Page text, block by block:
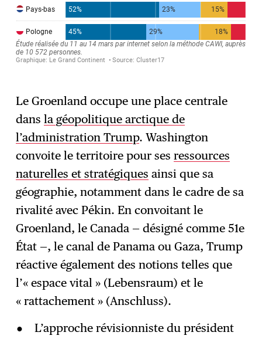
Le Groenland occupe une place centrale
dansla géopolitique arctique de
l’administration Trump. Washington
convoite le territoire pour sesressources
naturelles et stratégiques ainsi que sa
géographie, notamment dans le cadre de sa
rivalité avec Pékin. En convoitant le
Groenland, le Canada — désigné comme 51e
État —, le canal de Panama ou Gaza, Trump
réactive également des notions telles que
l’« espace vital » (Lebensraum) et le
« rattachement » (Anschluss).
L’approche révisionniste du président